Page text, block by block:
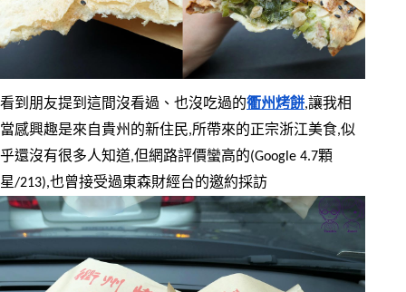
看到朋友提到這間沒看過、也沒吃過的衢州烤餅,讓我相
當感興趣是來自貴州的新住民,所帶來的正宗浙江美食,似
乎還沒有很多人知道,但網路評價蠻高的(Google 4.7顆
星/213),也曾接受過東森財經台的邀約採訪